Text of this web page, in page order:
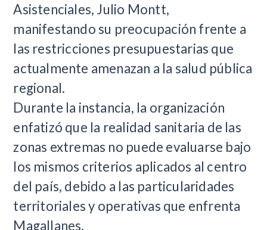
Asistenciales, Julio Montt,
manifestando su preocupación frente a
las restricciones presupuestarias que
actualmente amenazan a la salud pública
regional.
Durante la instancia, la organización
enfatizó que la realidad sanitaria de las
zonas extremas no puede evaluarse bajo
los mismos criterios aplicados al centro
del país, debido a las particularidades
territoriales y operativas que enfrenta
Magallanes.